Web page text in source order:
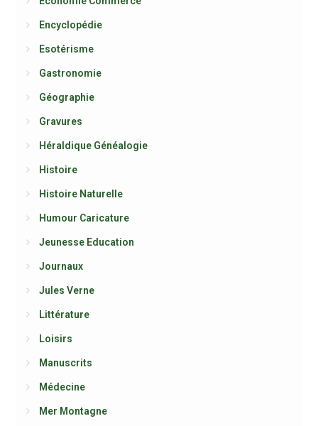
Encyclopédie
Esotérisme
Gastronomie
Géographie
Gravures
Héraldique Généalogie
Histoire
Histoire Naturelle
Humour Caricature
Jeunesse Education
Journaux
Jules Verne
Littérature
Loisirs
Manuscrits
Médecine
Mer Montagne